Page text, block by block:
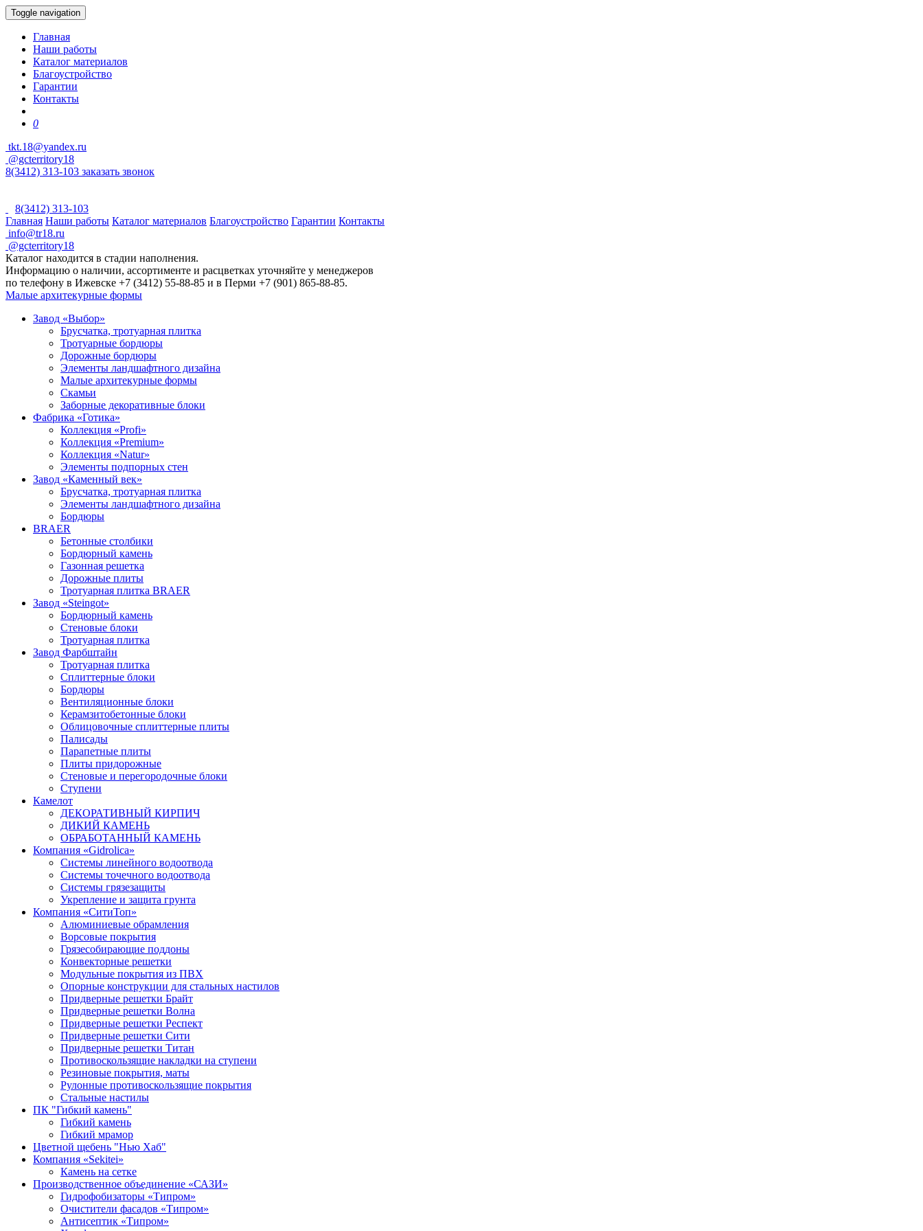
Toggle navigation
Главная
Наши работы
Каталог материалов
Благоустройство
Гарантии
Контакты
0
tkt.18@yandex.ru
@gcterritory18
8(3412) 313-103 заказать звонок
8(3412) 313-103
Главная Наши работы Каталог материалов Благоустройство Гарантии Контакты
info@tr18.ru
@gcterritory18
Каталог находится в стадии наполнения.
Информацию о наличии, ассортименте и расцветках уточняйте у менеджеров
по телефону в Ижевске +7 (3412) 55-88-85 и в Перми +7 (901) 865-88-85.
Малые архитекурные формы
Завод «Выбор»
Брусчатка, тротуарная плитка
Тротуарные бордюры
Дорожные бордюры
Элементы ландшафтного дизайна
Малые архитекурные формы
Скамьи
Заборные декоративные блоки
Фабрика «Готика»
Коллекция «Profi»
Коллекция «Premium»
Коллекция «Natur»
Элементы подпорных стен
Завод «Каменный век»
Брусчатка, тротуарная плитка
Элементы ландшафтного дизайна
Бордюры
BRAER
Бетонные столбики
Бордюрный камень
Газонная решетка
Дорожные плиты
Тротуарная плитка BRAER
Завод «Steingot»
Бордюрный камень
Стеновые блоки
Тротуарная плитка
Завод Фарбштайн
Тротуарная плитка
Cплиттерные блоки
Бордюры
Вентиляционные блоки
Керамзитобетонные блоки
Облицовочные сплиттерные плиты
Палисады
Парапетные плиты
Плиты придорожные
Стеновые и перегородочные блоки
Ступени
Камелот
ДЕКОРАТИВНЫЙ КИРПИЧ
ДИКИЙ КАМЕНЬ
ОБРАБОТАННЫЙ КАМЕНЬ
Компания «Gidrolica»
Системы линейного водоотвода
Системы точечного водоотвода
Системы грязезащиты
Укрепление и защита грунта
Компания «СитиТоп»
Алюминиевые обрамления
Ворсовые покрытия
Грязесобирающие поддоны
Конвекторные решетки
Модульные покрытия из ПВХ
Опорные конструкции для стальных настилов
Придверные решетки Брайт
Придверные решетки Волна
Придверные решетки Респект
Придверные решетки Сити
Придверные решетки Титан
Противоскользящие накладки на ступени
Резиновые покрытия, маты
Рулонные противоскользящие покрытия
Стальные настилы
ПК "Гибкий камень"
Гибкий камень
Гибкий мрамор
Цветной щебень "Нью Хаб"
Компания «Sekitei»
Камень на сетке
Производственное объединение «САЗИ»
Гидрофобизаторы «Типром»
Очистители фасадов «Типром»
Антисептик «Типром»